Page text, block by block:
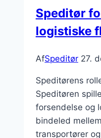
Speditør
logistiske
AfSpeditør 27.
Speditørens
Speditøren
forsendelse og
bindeled
transportører